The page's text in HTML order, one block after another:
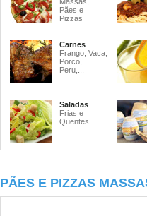
Pães e
Pizzas
Carnes
Frango, Vaca,
Porco,
Peru,...
Saladas
Frias e
Quentes
PÃES E PIZZAS